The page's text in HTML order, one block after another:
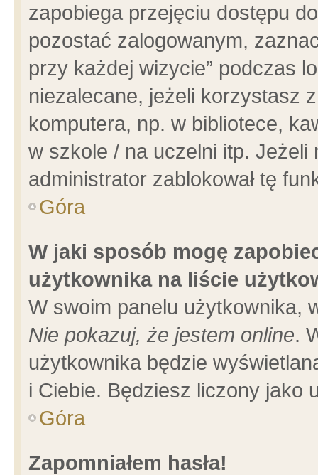
zapobiega przejęciu dostępu
pozostać zalogowanym,
przy każdej wizycie” podczas
niezalecane, jeżeli korzystasz
komputera, np. w bibliotece,
w szkole / na uczelni itp.
administrator zablokował tę
Góra
W jaki sposób mogę
użytkownika na liście
W swoim panelu użytkownika,
Nie pokazuj, że jestem online.
użytkownika będzie
i Ciebie. Będziesz liczony jako
Góra
Zapomniałem hasła!